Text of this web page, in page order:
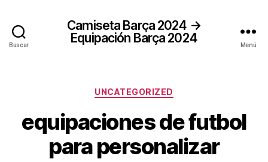
Buscar
Camiseta Barça 2024 →
Equipación Barça 2024
Menú
Categorías
UNCATEGORIZED
equipaciones de futbol
para personalizar